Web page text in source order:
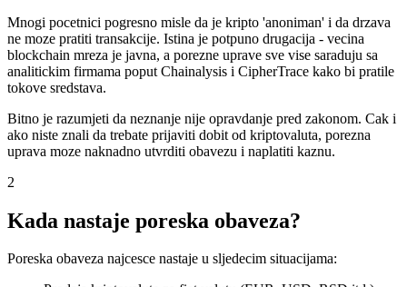
Mnogi pocetnici pogresno misle da je kripto 'anoniman' i da drzava
ne moze pratiti transakcije. Istina je potpuno drugacija - vecina
blockchain mreza je javna, a porezne uprave sve vise saraduju sa
analitickim firmama poput Chainalysis i CipherTrace kako bi pratile
tokove sredstava.
Bitno je razumjeti da neznanje nije opravdanje pred zakonom. Cak i
ako niste znali da trebate prijaviti dobit od kriptovaluta, porezna
uprava moze naknadno utvrditi obavezu i naplatiti kaznu.
2
Kada nastaje poreska obaveza?
Poreska obaveza najcesce nastaje u sljedecim situacijama: